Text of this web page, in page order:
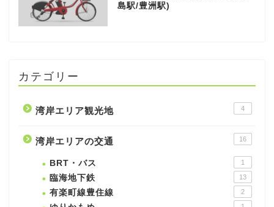
島駅/豊洲駅)
カテゴリー
湾岸エリア観光地 4
湾岸エリアの交通 16
BRT・バス 1
臨海地下鉄 13
有楽町線豊住線 2